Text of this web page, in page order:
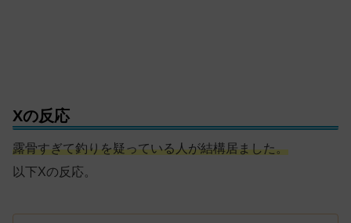
Xの反応
露骨すぎて釣りを疑っている人が結構居ました。
以下Xの反応。